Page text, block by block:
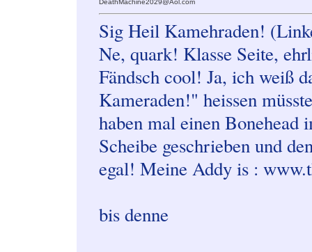
DeathMachine2029@Aol.com
Sig Heil Kamehraden!
Ne, quark! Klasse Seite,
Fändsch cool! Ja, ich weiß
Kameraden!" heissen
haben mal einen Bonehead
Scheibe geschrieben und
egal! Meine Addy is :
bis denne